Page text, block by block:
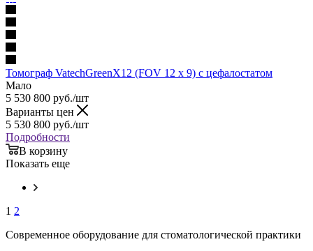
Томограф VatechGreenX12 (FOV 12 x 9) с цефалостатом
Мало
5 530 800 руб./шт
Варианты цен
5 530 800 руб./шт
Подробности
В корзину
Показать еще
1 2
Современное оборудование для стоматологической практики